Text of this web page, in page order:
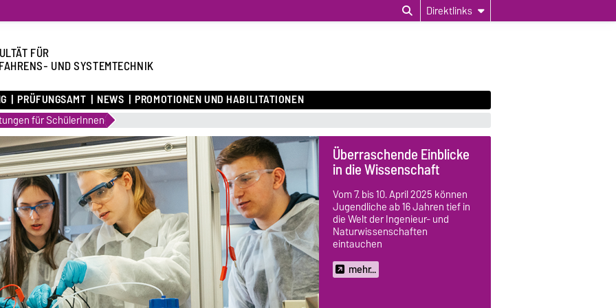
Direktlinks
FÜR
UND SYSTEMTECHNIK
PRÜFUNGSAMT NEWS PROMOTIONEN UND HABILITATIONEN
für SchülerInnen
Überraschende Einblicke
in die Wissenschaft
Vom 7. bis 10. April 2025 können
Jugendliche ab 16 Jahren tief in
die Welt der Ingenieur- und
Naturwissenschaften
eintauchen
mehr...